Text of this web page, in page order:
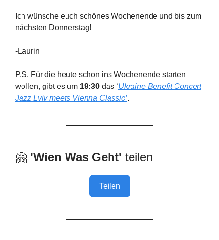
Ich wünsche euch schönes Wochenende und bis zum
nächsten Donnerstag!
-Laurin
P.S. Für die heute schon ins Wochenende starten
wollen, gibt es um 19:30 das ‘Ukraine Benefit Concert
Jazz Lviv meets Vienna Classic’.
🤗 'Wien Was Geht' teilen
Teilen